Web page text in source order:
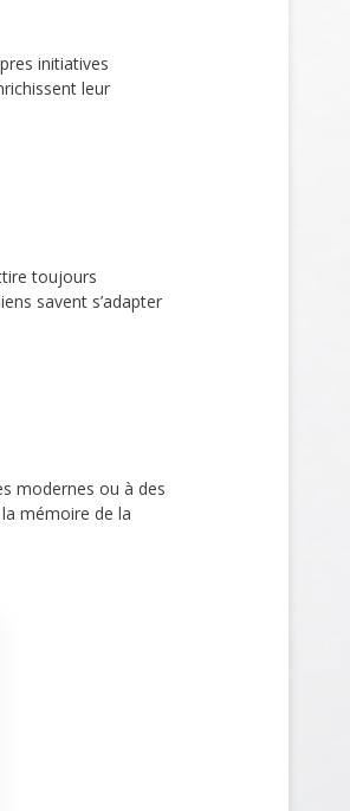
initiatives
leur
toujours
savent s’adapter
modernes ou à des
mémoire de la